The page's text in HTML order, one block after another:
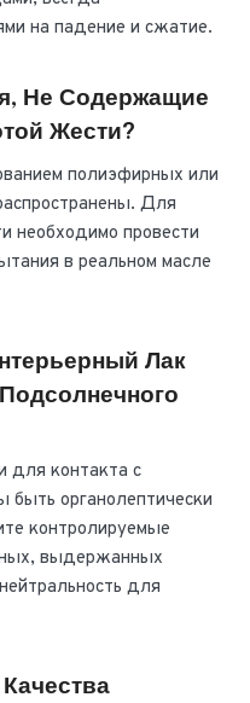
на падение и сжатие.
Не Содержащие
Жести?
полиэфирных или
Для
необходимо провести
в реальном масле
Лак
для контакта с
органолептически
контролируемые
выдержанных
для